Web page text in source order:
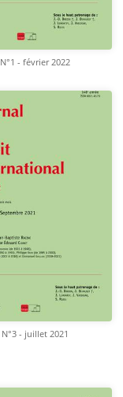
N°1 - février 2022
N°3 - juillet 2021